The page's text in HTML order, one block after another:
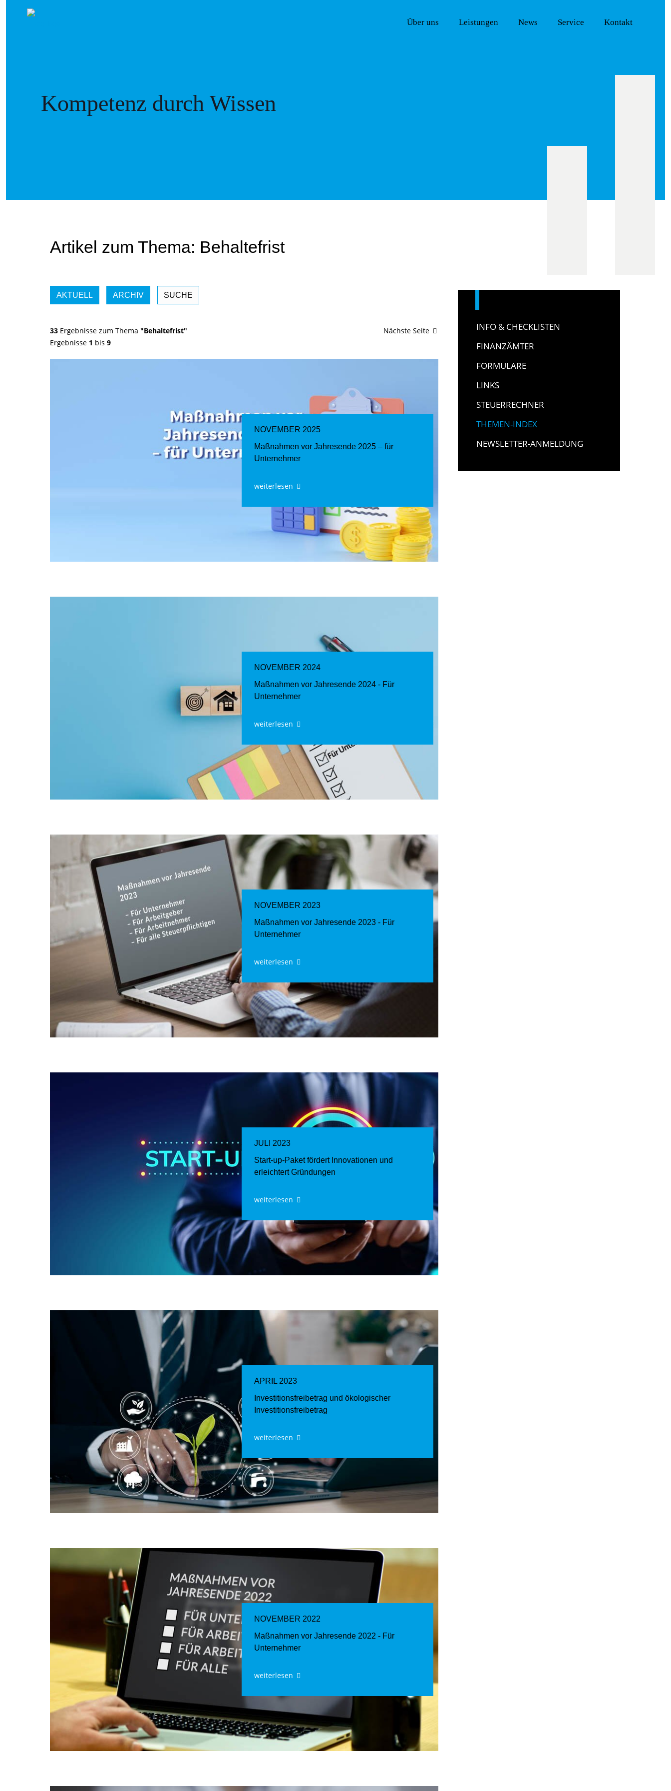
Über uns Leistungen News Service Kontakt
Kompetenz durch Wissen
Artikel zum Thema: Behaltefrist
AKTUELL ARCHIV SUCHE
33Ergebnisse zum Thema "Behaltefrist"
Ergebnisse 1 bis 9
Nächste Seite
NOVEMBER 2025
Maßnahmen vor Jahresende 2025 – für
Unternehmer
weiterlesen
NOVEMBER 2024
Maßnahmen vor Jahresende 2024 - Für
Unternehmer
weiterlesen
NOVEMBER 2023
Maßnahmen vor Jahresende 2023 - Für
Unternehmer
weiterlesen
JULI 2023
Start-up-Paket fördert Innovationen und
erleichtert Gründungen
weiterlesen
APRIL 2023
Investitionsfreibetrag und ökologischer
Investitionsfreibetrag
weiterlesen
NOVEMBER 2022
Maßnahmen vor Jahresende 2022 - Für
Unternehmer
weiterlesen
INFO & CHECKLISTEN
FINANZÄMTER
FORMULARE
LINKS
STEUERRECHNER
THEMEN-INDEX
NEWSLETTER-ANMELDUNG